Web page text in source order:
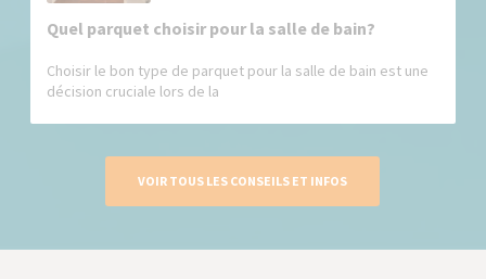
Quel parquet choisir pour la salle de bain?
Choisir le bon type de parquet pour la salle de bain est une
décision cruciale lors de la
VOIR TOUS LES CONSEILS ET INFOS